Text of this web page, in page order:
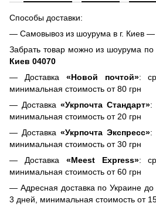
Способы доставки:
— Самовывоз из шоурума в г. Киев —
Забрать товар можно из шоурума
Киев 04070
— Доставка «Новой почтой»:
минимальная стоимость от 80 грн
— Доставка «Укрпочта Стандарт»:
минимальная стоимость от 20 грн
— Доставка «Укрпочта Экспресс»:
минимальная стоимость от 30 грн
— Доставка «Meest Express»:
минимальная стоимость от 60 грн
— Адресная доставка по Украине до
3 дней, минимальная стоимость от